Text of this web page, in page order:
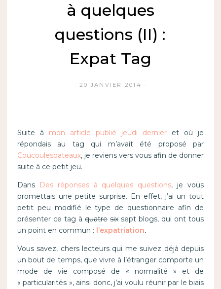
à quelques
questions (II) :
Expat Tag
20 JANVIER 2014
Suite à mon article publié jeudi dernier et où je
répondais au tag qui m’avait été proposé par
Coucoulesbateaux, je reviens vers vous afin de donner
suite à ce petit jeu.
Dans Des réponses à quelques questions, je vous
promettais une petite surprise. En effet, j’ai un tout
petit peu modifié le type de questionnaire afin de
présenter ce tag à quatre six sept blogs, qui ont tous
un point en commun : l’expatriation.
Vous savez, chers lecteurs qui me suivez déjà depuis
un bout de temps, que vivre à l’étranger comporte un
mode de vie composé de « normalité » et de
« particularités », ainsi donc, j’ai voulu réunir par le biais